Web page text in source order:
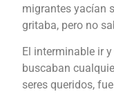
migrantes yacían
gritaba, pero no
El interminable ir
buscaban
seres queridos,